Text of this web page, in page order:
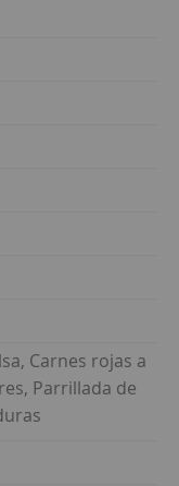
Carnes rojas a
Parrillada de